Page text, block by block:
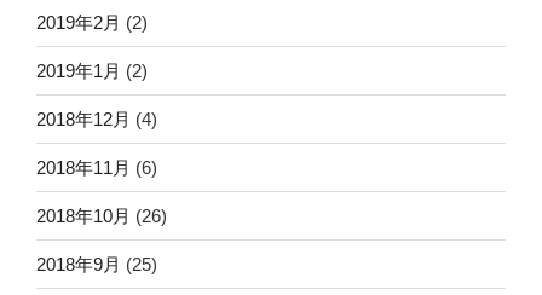
2019年2月 (2)
2019年1月 (2)
2018年12月 (4)
2018年11月 (6)
2018年10月 (26)
2018年9月 (25)